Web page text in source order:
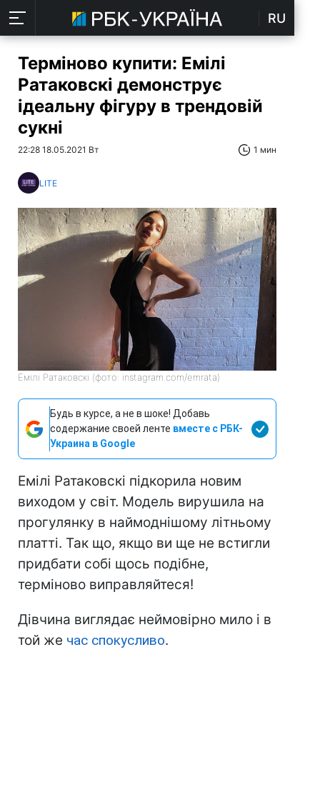
RU
Терміново купити: Емілі
Ратаковскі демонструє
ідеальну фігуру в трендовій
сукні
22:28 18.05.2021 Вт 1 мин
LITE
Емілі Ратаковскі (фото: instagram.com/emrata)
Будь в курсе, а не в шоке! Добавь
содержание своей ленте вместе с РБК-
Украина в Google
Емілі Ратаковскі підкорила новим
виходом у світ. Модель вирушила на
прогулянку в наймоднішому літньому
платті. Так що, якщо ви ще не встигли
придбати собі щось подібне,
терміново виправляйтеся!
Дівчина виглядає неймовірно мило і в
той же час спокусливо.